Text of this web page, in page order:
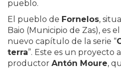
pueblo.
El pueblo de Fornelos,
Baio (Municipio de Zas), es
nuevo capítulo de la serie “
terra”. Este es un proyecto
productor Antón Moure,